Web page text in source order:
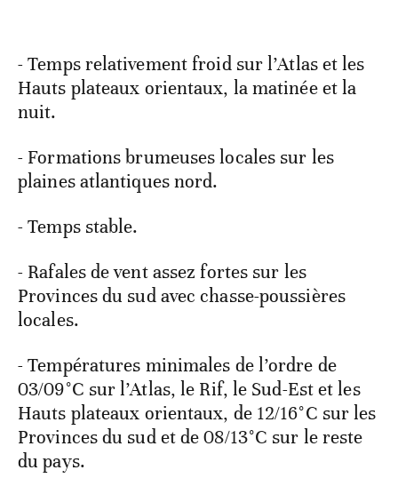
- Temps relativement froid sur l’Atlas et les
Hauts plateaux orientaux, la matinée et la
nuit.
- Formations brumeuses locales sur les
plaines atlantiques nord.
- Temps stable.
- Rafales de vent assez fortes sur les
Provinces du sud avec chasse-poussières
locales.
- Températures minimales de l’ordre de
03/09°C sur l’Atlas, le Rif, le Sud-Est et les
Hauts plateaux orientaux, de 12/16°C sur les
Provinces du sud et de 08/13°C sur le reste
du pays.